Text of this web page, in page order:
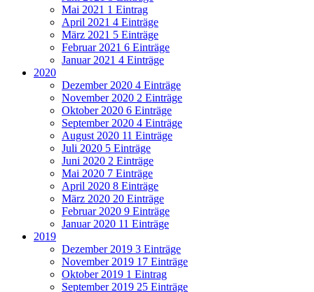
Mai 2021 1 Eintrag
April 2021 4 Einträge
März 2021 5 Einträge
Februar 2021 6 Einträge
Januar 2021 4 Einträge
2020
Dezember 2020 4 Einträge
November 2020 2 Einträge
Oktober 2020 6 Einträge
September 2020 4 Einträge
August 2020 11 Einträge
Juli 2020 5 Einträge
Juni 2020 2 Einträge
Mai 2020 7 Einträge
April 2020 8 Einträge
März 2020 20 Einträge
Februar 2020 9 Einträge
Januar 2020 11 Einträge
2019
Dezember 2019 3 Einträge
November 2019 17 Einträge
Oktober 2019 1 Eintrag
September 2019 25 Einträge